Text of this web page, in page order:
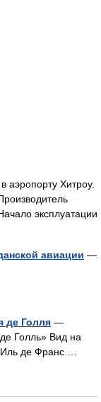
аэропорту Хитроу.
эксплуатации
авиации —
де Голля —
Голль» Вид на
Иль де Франс …